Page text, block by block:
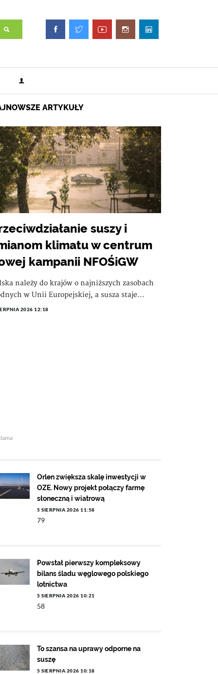
ARTYKUŁY
suszy i
klimatu w centrum
kampanii NFOŚiGW
należy do krajów o najniższych zasobach
w Unii Europejskiej, a susza staje...
2026 12:18
Orlen zwiększa skalę inwestycji w
OZE. Nowy projekt połączy farmę
słoneczną i wiatrową
5 SIERPNIA 2026 11:58
79
Powstał pierwszy kompleksowy
bilans śladu węglowego polskiego
lotnictwa
5 SIERPNIA 2026 10:21
58
To szansa na uprawy odporne na
suszę
5 SIERPNIA 2026 10:18